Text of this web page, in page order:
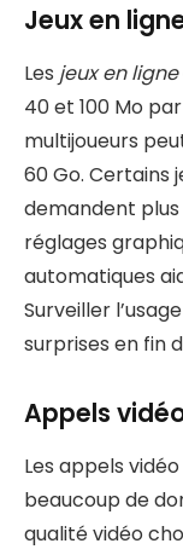
Jeux en
Les jeux en ligne
40 et 100 Mo
multijoueurs
60 Go. Certains
demandent
réglages
automatiques
Surveiller
surprises en fin
Appels
Les appels
beaucoup de
qualité vidéo